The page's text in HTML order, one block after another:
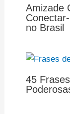
Amizade
no Brasil
45